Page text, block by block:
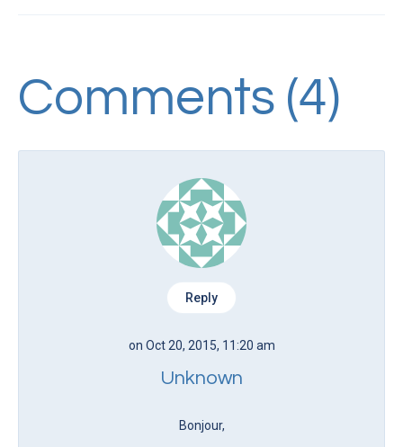
Comments (4)
Reply
on Oct 20, 2015, 11:20 am
Unknown
Bonjour,